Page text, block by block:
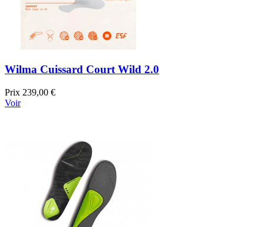
Wilma Cuissard Court Wild 2.0
Prix 239,00 €
Voir